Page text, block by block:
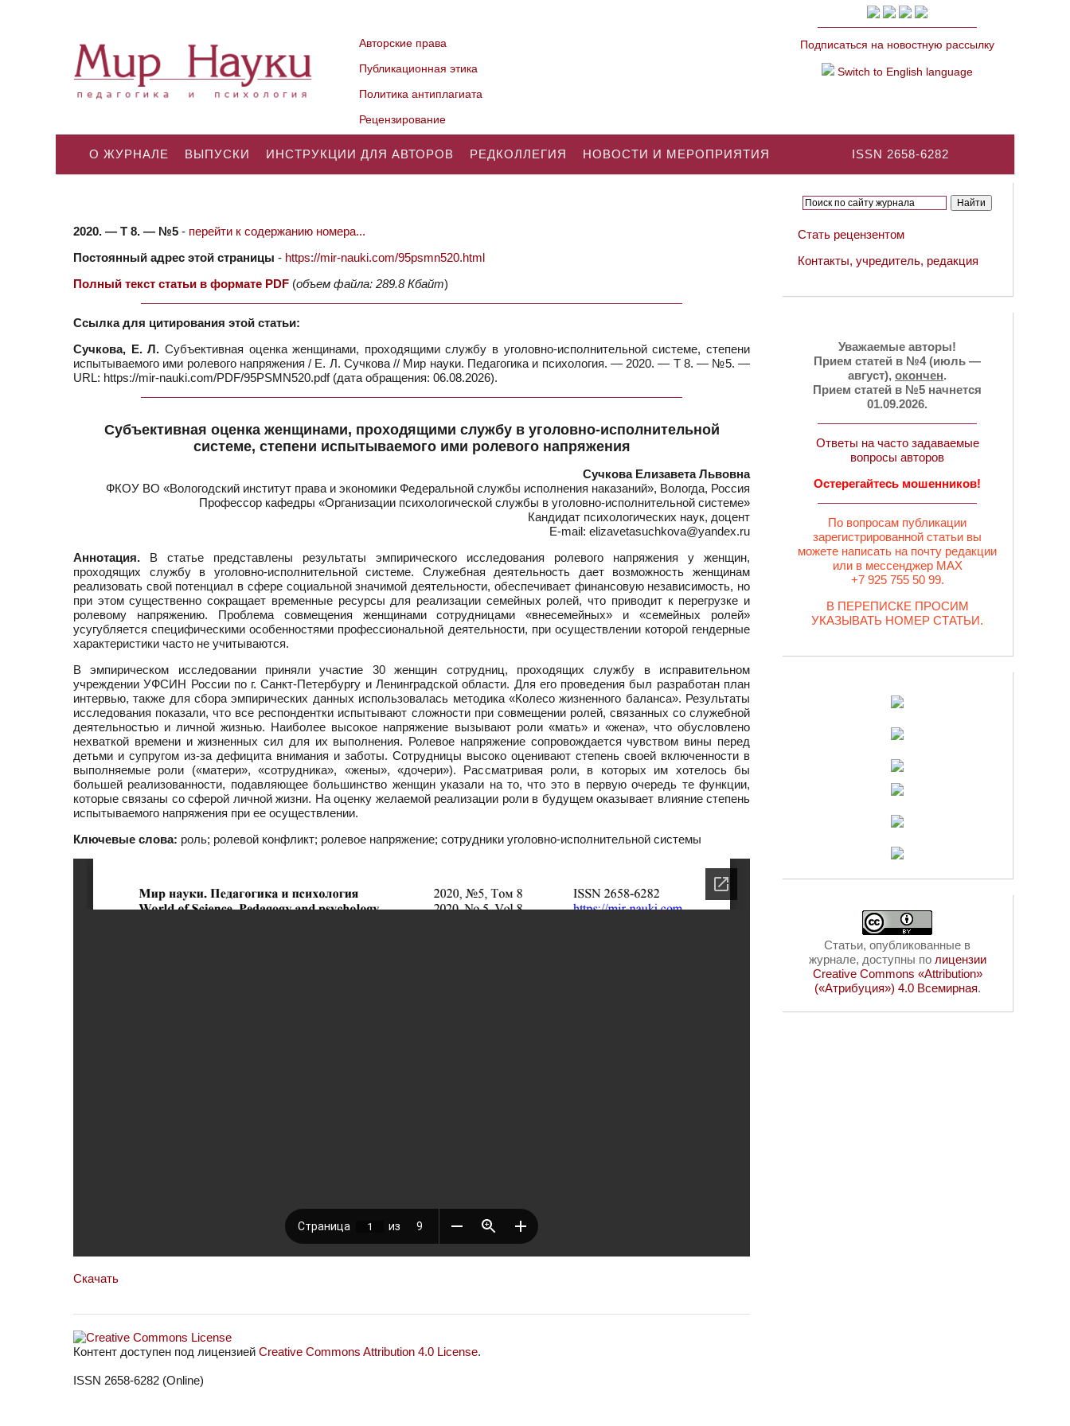
Авторские права
Публикационная этика
Политика антиплагиата
Рецензирование
Подписаться на новостную рассылку
Switch to English language
ISSN 2658-6282
О ЖУРНАЛЕ ВЫПУСКИ ИНСТРУКЦИИ ДЛЯ АВТОРОВ РЕДКОЛЛЕГИЯ НОВОСТИ И МЕРОПРИЯТИЯ
2020. — Т 8. — №5 - перейти к содержанию номера...
Постоянный адрес этой страницы - https://mir-nauki.com/95psmn520.html
Полный текст статьи в формате PDF (объем файла: 289.8 Кбайт)
Ссылка для цитирования этой статьи:
Сучкова, Е. Л. Cубъективная оценка женщинами, проходящими службу в уголовно-исполнительной системе, степени
испытываемого ими ролевого напряжения / Е. Л. Сучкова // Мир науки. Педагогика и психология. — 2020. — Т 8. — №5. —
URL: https://mir-nauki.com/PDF/95PSMN520.pdf (дата обращения: 06.08.2026).
Cубъективная оценка женщинами, проходящими службу в уголовно-исполнительной
системе, степени испытываемого ими ролевого напряжения
Сучкова Елизавета Львовна
ФКОУ ВО «Вологодский институт права и экономики Федеральной службы исполнения наказаний», Вологда, Россия
Профессор кафедры «Организации психологической службы в уголовно-исполнительной системе»
Кандидат психологических наук, доцент
E-mail: elizavetasuchkova@yandex.ru
Аннотация. В статье представлены результаты эмпирического исследования ролевого напряжения у женщин,
проходящих службу в уголовно-исполнительной системе. Служебная деятельность дает возможность женщинам
реализовать свой потенциал в сфере социальной значимой деятельности, обеспечивает финансовую независимость, но
при этом существенно сокращает временные ресурсы для реализации семейных ролей, что приводит к перегрузке и
ролевому напряжению. Проблема совмещения женщинами сотрудницами «внесемейных» и «семейных ролей»
усугубляется специфическими особенностями профессиональной деятельности, при осуществлении которой гендерные
характеристики часто не учитываются.
В эмпирическом исследовании приняли участие 30 женщин сотрудниц, проходящих службу в исправительном
учреждении УФСИН России по г. Санкт-Петербургу и Ленинградской области. Для его проведения был разработан план
интервью, также для сбора эмпирических данных использовалась методика «Колесо жизненного баланса». Результаты
исследования показали, что все респондентки испытывают сложности при совмещении ролей, связанных со служебной
деятельностью и личной жизнью. Наиболее высокое напряжение вызывают роли «мать» и «жена», что обусловлено
нехваткой времени и жизненных сил для их выполнения. Ролевое напряжение сопровождается чувством вины перед
детьми и супругом из-за дефицита внимания и заботы. Сотрудницы высоко оценивают степень своей включенности в
выполняемые роли («матери», «сотрудника», «жены», «дочери»). Рассматривая роли, в которых им хотелось бы
большей реализованности, подавляющее большинство женщин указали на то, что это в первую очередь те функции,
которые связаны со сферой личной жизни. На оценку желаемой реализации роли в будущем оказывает влияние степень
испытываемого напряжения при ее осуществлении.
Ключевые слова: роль; ролевой конфликт; ролевое напряжение; сотрудники уголовно-исполнительной системы
Скачать
Контент доступен под лицензией Creative Commons Attribution 4.0 License.
ISSN 2658-6282 (Online)
Стать рецензентом
Контакты, учредитель, редакция
Уважаемые авторы!
Прием статей в №4 (июль —
август), окончен.
Прием статей в №5 начнется
01.09.2026.
Ответы на часто задаваемые
вопросы авторов
Остерегайтесь мошенников!
По вопросам публикации
зарегистрированной статьи вы
можете написать на почту редакции
или в мессенджер MAX
+7 925 755 50 99.
В ПЕРЕПИСКЕ ПРОСИМ
УКАЗЫВАТЬ НОМЕР СТАТЬИ.
Статьи, опубликованные в
журнале, доступны по лицензии
Creative Commons «Attribution»
(«Атрибуция») 4.0 Всемирная.